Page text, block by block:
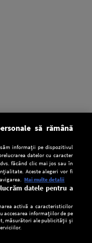
să rămână
informații pe dispozitivul
datelor cu caracter
făcând clic mai jos sau în
Aceste alegeri vor fi
Mai multe detalii
datele pentru a
activă a caracteristicilor
accesarea informațiilor de pe
măsurători ale publicității și